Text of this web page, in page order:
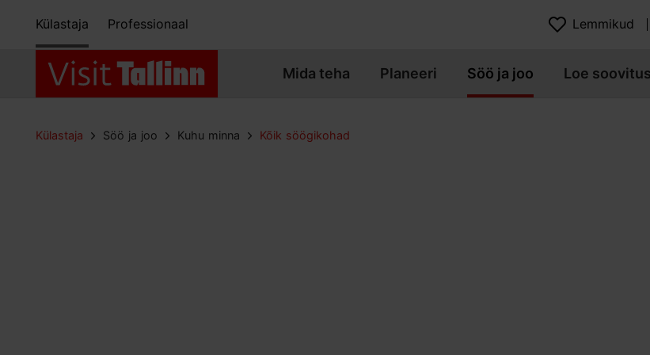
Külastaja Professionaal Lemmikud
Mida teha Planeeri Söö ja joo Loe
Külastaja Söö ja joo Kuhu minna Kõik söögikohad